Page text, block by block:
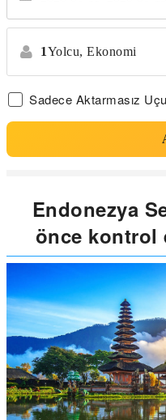
1Yolcu, Ekonomi
Sadece Aktarmasız
Endonezya
önce kontrol